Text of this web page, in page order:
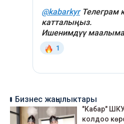
Бизнес жаңылыктары
"Кабар"
колдоо